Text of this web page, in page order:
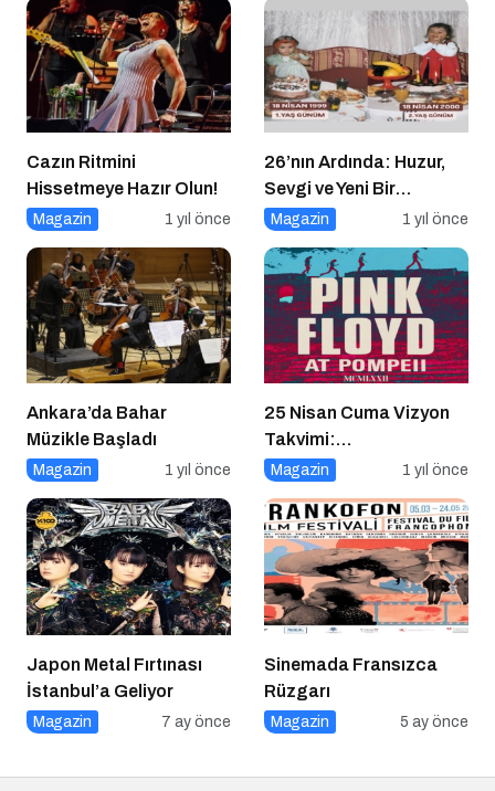
Cazın Ritmini
Hissetmeye Hazır Olun!
Magazin 1 yıl önce
26’nın Ardında: Huzur,
Sevgi ve Yeni Bir
Başlangıç
Magazin 1 yıl önce
Ankara’da Bahar
Müzikle Başladı
Magazin 1 yıl önce
25 Nisan Cuma Vizyon
Takvimi:
Sinemaseverleri
Magazin 1 yıl önce
Japon Metal Fırtınası
İstanbul’a Geliyor
Magazin 7 ay önce
Sinemada Fransızca
Rüzgarı
Magazin 5 ay önce